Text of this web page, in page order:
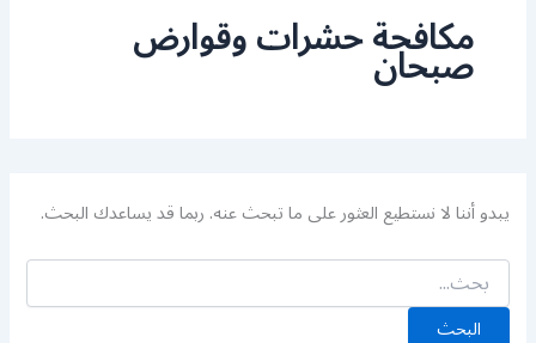
مكافحة حشرات وقوارض
صبحان
يبدو أننا لا نستطيع العثور على ما تبحث عنه. ربما قد يساعدك البحث.